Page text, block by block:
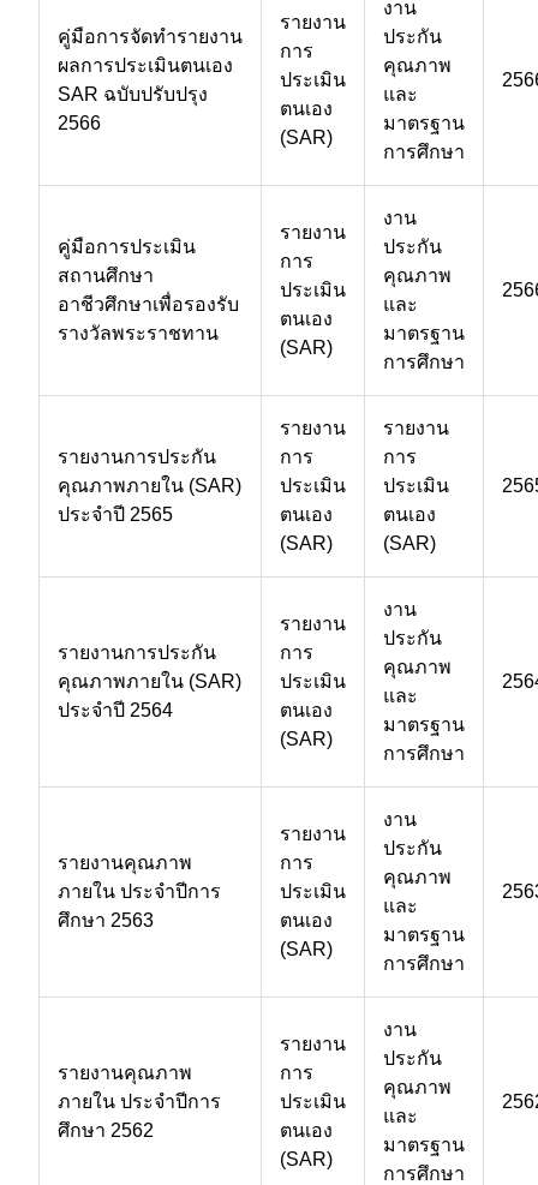
คู่มือการจัดทำรายงาน
ผลการประเมินตนเอง
SAR ฉบับปรับปรุง
2566
รายงาน
การ
ประเมิน
ตนเอง
(SAR)
งาน
ประกัน
คุณภาพ
และ
มาตรฐาน
การศึกษา
คู่มือการประเมิน
สถานศึกษา
อาชีวศึกษาเพื่อรองรับ
รางวัลพระราชทาน
รายงาน
การ
ประเมิน
ตนเอง
(SAR)
งาน
ประกัน
คุณภาพ
และ
มาตรฐาน
การศึกษา
รายงานการประกัน
คุณภาพภายใน (SAR)
ประจำปี 2565
รายงาน
การ
ประเมิน
ตนเอง
(SAR)
รายงาน
การ
ประเมิน
ตนเอง
(SAR)
รายงานการประกัน
คุณภาพภายใน (SAR)
ประจำปี 2564
รายงาน
การ
ประเมิน
ตนเอง
(SAR)
งาน
ประกัน
คุณภาพ
และ
มาตรฐาน
การศึกษา
รายงานคุณภาพ
ภายใน ประจำปีการ
ศึกษา 2563
รายงาน
การ
ประเมิน
ตนเอง
(SAR)
งาน
ประกัน
คุณภาพ
และ
มาตรฐาน
การศึกษา
รายงานคุณภาพ
ภายใน ประจำปีการ
ศึกษา 2562
รายงาน
การ
ประเมิน
ตนเอง
(SAR)
งาน
ประกัน
คุณภาพ
และ
มาตรฐาน
การศึกษา